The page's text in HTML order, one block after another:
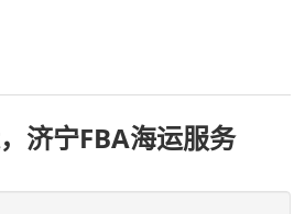
济宁FBA海运服务